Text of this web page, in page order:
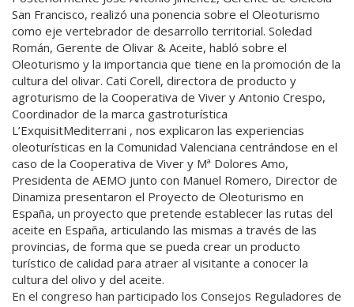
San Francisco, realizó una ponencia sobre el Oleoturismo
como eje vertebrador de desarrollo territorial. Soledad
Román, Gerente de Olivar & Aceite, habló sobre el
Oleoturismo y la importancia que tiene en la promoción de la
cultura del olivar. Cati Corell, directora de producto y
agroturismo de la Cooperativa de Viver y Antonio Crespo,
Coordinador de la marca gastroturística
L’ExquisitMediterrani , nos explicaron las experiencias
oleoturísticas en la Comunidad Valenciana centrándose en el
caso de la Cooperativa de Viver y Mª Dolores Amo,
Presidenta de AEMO junto con Manuel Romero, Director de
Dinamiza presentaron el Proyecto de Oleoturismo en
España, un proyecto que pretende establecer las rutas del
aceite en España, articulando las mismas a través de las
provincias, de forma que se pueda crear un producto
turístico de calidad para atraer al visitante a conocer la
cultura del olivo y del aceite.
En el congreso han participado los Consejos Reguladores de